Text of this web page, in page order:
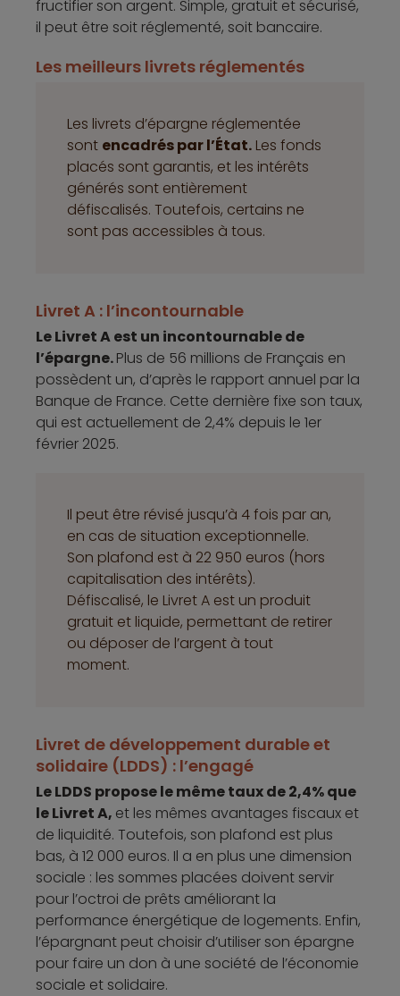
fructifier son argent. Simple, gratuit et sécurisé,
il peut être soit réglementé, soit bancaire.
Les meilleurs livrets réglementés
Les livrets d’épargne réglementée
sont encadrés par l’État. Les fonds
placés sont garantis, et les intérêts
générés sont entièrement
défiscalisés. Toutefois, certains ne
sont pas accessibles à tous.
Livret A : l’incontournable
Le Livret A est un incontournable de
l’épargne.Plus de 56 millions de Français en
possèdent un, d’après le rapport annuel par la
Banque de France. Cette dernière fixe son taux,
qui est actuellement de 2,4% depuis le 1er
février 2025.
Il peut être révisé jusqu’à 4 fois par an,
en cas de situation exceptionnelle.
Son plafond est à 22 950 euros (hors
capitalisation des intérêts).
Défiscalisé, le Livret A est un produit
gratuit et liquide, permettant de retirer
ou déposer de l’argent à tout
moment.
Livret de développement durable et
solidaire (LDDS) : l’engagé
Le LDDS propose le même taux de 2,4% que
le Livret A, et les mêmes avantages fiscaux et
de liquidité. Toutefois, son plafond est plus
bas, à 12 000 euros. Il a en plus une dimension
sociale : les sommes placées doivent servir
pour l’octroi de prêts améliorant la
performance énergétique de logements. Enfin,
l’épargnant peut choisir d’utiliser son épargne
pour faire un don à une société de l’économie
sociale et solidaire.